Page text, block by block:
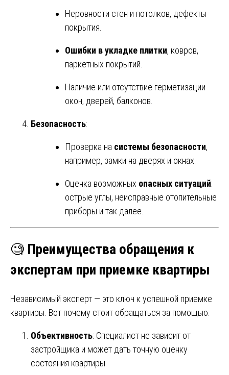
Неровности стен и потолков, дефекты
покрытия.
Ошибки в укладке плитки, ковров,
паркетных покрытий.
Наличие или отсутствие герметизации
окон, дверей, балконов.
Безопасность:
Проверка на системы безопасности,
например, замки на дверях и окнах.
Оценка возможных опасных ситуаций:
острые углы, неисправные отопительные
приборы и так далее.
🧐 Преимущества обращения к
экспертам при приемке квартиры
Независимый эксперт — это ключ к успешной приемке
квартиры. Вот почему стоит обращаться за помощью:
Объективность: Специалист не зависит от
застройщика и может дать точную оценку
состояния квартиры.